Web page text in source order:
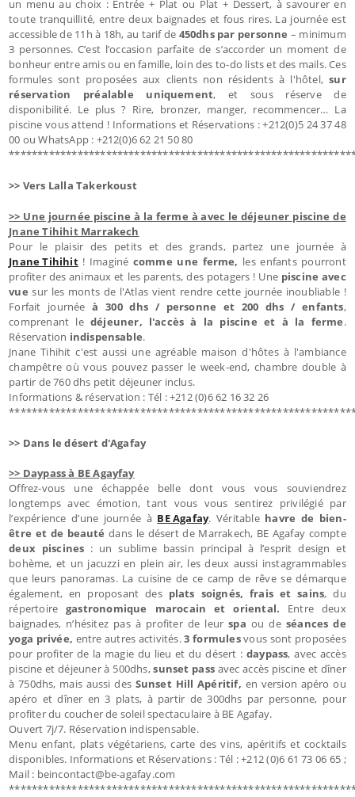
un menu au choix : Entrée + Plat ou Plat + Dessert, à savourer en
toute tranquillité, entre deux baignades et fous rires. La journée est
accessible de 11h à 18h, au tarif de 450dhs par personne – minimum
3 personnes. C’est l’occasion parfaite de s’accorder un moment de
bonheur entre amis ou en famille, loin des to-do lists et des mails. Ces
formules sont proposées aux clients non résidents à l'hôtel,sur
réservation préalable uniquement, et sous réserve de
disponibilité. Le plus ? Rire, bronzer, manger, recommencer… La
piscine vous attend ! Informations et Réservations : +212(0)5 24 37 48
00 ou WhatsApp : +212(0)6 62 21 50 80
>> Vers Lalla Takerkoust
>> Une journée piscine à la ferme à avec le déjeuner piscine de
Jnane Tihihit Marrakech
Pour le plaisir des petits et des grands, partez une journée à
Jnane Tihihit! Imaginé comme une ferme, les enfants pourront
profiter des animaux et les parents, des potagers ! Une piscine avec
vue sur les monts de l'Atlas vient rendre cette journée inoubliable !
Forfait journéeà 300 dhs / personne et 200 dhs / enfants,
comprenant le déjeuner, l'accès à la piscine et à la ferme.
Réservation indispensable.
Jnane Tihihit c'est aussi une agréable maison d'hôtes à l'ambiance
champêtre où vous pouvez passer le week-end, chambre double à
partir de 760 dhs petit déjeuner inclus.
Informations & réservation : Tél : +212 (0)6 62 16 32 26
>> Dans le désert d'Agafay
>> Daypass à BE Agayfay
Offrez-vous une échappée belle dont vous vous souviendrez
longtemps avec émotion, tant vous vous sentirez privilégié par
l’expérience d’une journée à BE Agafay. Véritable havre de bien-
être et de beauté dans le désert de Marrakech, BE Agafay compte
deux piscines : un sublime bassin principal à l’esprit design et
bohème, et un jacuzzi en plein air, les deux aussi instagrammables
que leurs panoramas. La cuisine de ce camp de rêve se démarque
également, en proposant des plats soignés, frais et sains, du
répertoiregastronomique marocain et oriental. Entre deux
baignades, n’hésitez pas à profiter de leurspa ou de séances de
yoga privée, entre autres activités.3 formulesvous sont proposées
pour profiter de la magie du lieu et du désert :daypass, avec accès
piscine et déjeuner à 500dhs,sunset pass avec accès piscine et dîner
à 750dhs, mais aussi des Sunset Hill Apéritif, en version apéro ou
apéro et dîner en 3 plats, à partir de 300dhs par personne, pour
profiter du coucher de soleil spectaculaire à BE Agafay.
Ouvert 7j/7. Réservation indispensable.
Menu enfant, plats végétariens, carte des vins, apéritifs et cocktails
disponibles. Informations et Réservations : Tél : +212 (0)6 61 73 06 65 ;
Mail : beincontact@be-agafay.com